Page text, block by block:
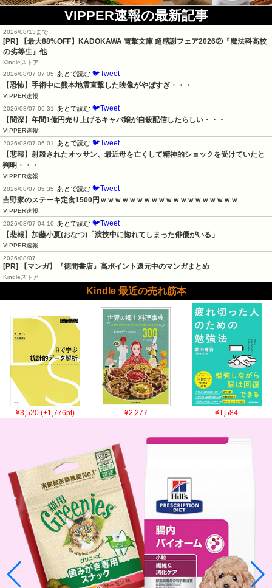
VIPPER速報の最新記事
2026/08/13まで
[PR] 【最大88%OFF】KADOKAWA 電撃文庫 超感謝フェア2026②『魔法科高校
の劣等生』他
Kindleストア
2026/08/07 07:05
あとで読む 🐦Tweet
【恐怖】手術中に熊本地震直撃した映像がやばすぎ・・・
VIPPER速報
2026/08/07 06:31
あとで読む 🐦Tweet
【闇深】年間1億円売り上げるキャバ嬢が自殺配信したらしい・・・
VIPPER速報
2026/08/07 06:01
あとで読む 🐦Tweet
【悲報】射殺されたオッサン、最近母を亡くして精神的ショックを受けていたと
判明・・・
VIPPER速報
2026/08/07 05:35
あとで読む 🐦Tweet
吉野家のステーキ定食1500円ｗｗｗｗｗｗｗｗｗｗｗｗｗｗｗｗｗｗｗ
VIPPER速報
2026/08/07 04:10
あとで読む 🐦Tweet
【悲報】加藤小夏(おなつ)「演技中に惚れてしまった俳優がいる」
VIPPER速報
2026/08/07
[PR] 【マンガ】『徳間書店』高ポイント還元中のマンガまとめ
Kindleストア
Kindle 最近の売れ筋本
¥3,520 (+1,776pt) ¥2,277 ¥1,584